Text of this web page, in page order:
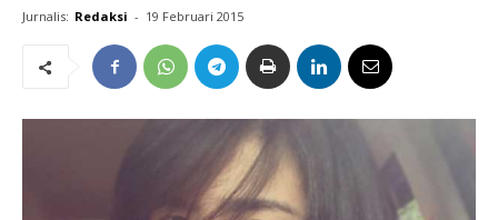
Jurnalis: Redaksi - 19 Februari 2015